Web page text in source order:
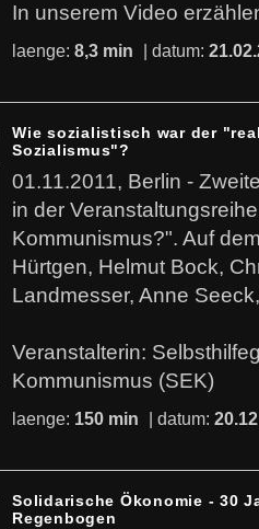
In unserem Video
laenge: 8,3 min | datum:
Wie sozialistisch war der
Sozialismus"?
01.11.2011, Berlin -
in der
Kommunismus?". Auf
Hürtgen, Helmut Bock,
Landmesser, Anne
Veranstalterin:
Kommunismus (SEK)
laenge: 150 min | datum:
Solidarische Ökonomie - 30
Regenbogen